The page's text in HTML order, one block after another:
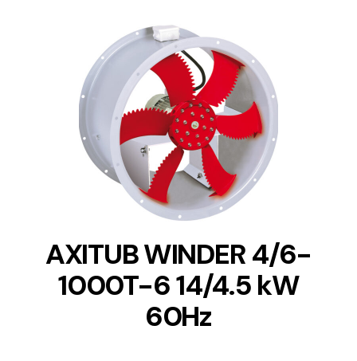
DETAILS
AXITUB WINDER 4/6-
1000T-6 14/4.5 kW
60Hz